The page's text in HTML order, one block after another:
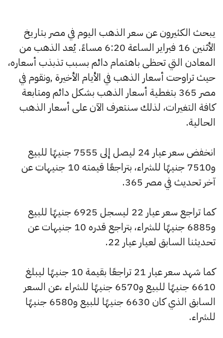
يبحث الكثيرون عن سعر الذهب اليوم في مصر بتاريخ
الأثنين 16 فبراير الساعة 6:20 مساءً. يُعد الذهب من
المعادن التي تحظى باهتمام دائم بسبب تذبذب أسعاره،
حيث تراوحت أسعار الذهب في الأيام الأخيرة ,ونقوم في
مصر 365 بتغطية أسعار الذهب بشكل دائم ومتابعة
كافة التغيرات، لذلك سنتعرف الآن على أسعار الذهب
الحالية.
انخفض سعر عيار 24 ليصل إلى 7555 جنيهًا للبيع
و7510 جنيهًا للشراء، بتراجعًا قيمته 10 جنيهات عن
آخر تحديث في مصر 365.
كما تراجع سعر عيار 22 ليسجل 6925 جنيهًا للبيع
و6885 جنيهًا للشراء، بتراجع قدره 10 جنيهات عن
تحديثنا السابق لعيار عيار 22.
كما شهد سعر عيار 21 تراجعًا بقيمة 10 جنيهًا ليبلغ
6610 جنيهًا للبيع و6570 جنيهًا للشراء ،عن السعر
السابق الذي كان 6630 جنيهًا للبيع و6580 جنيهًا
للشراء.